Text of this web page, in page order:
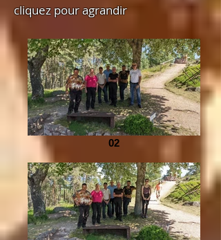
cliquez pour agrandir
02